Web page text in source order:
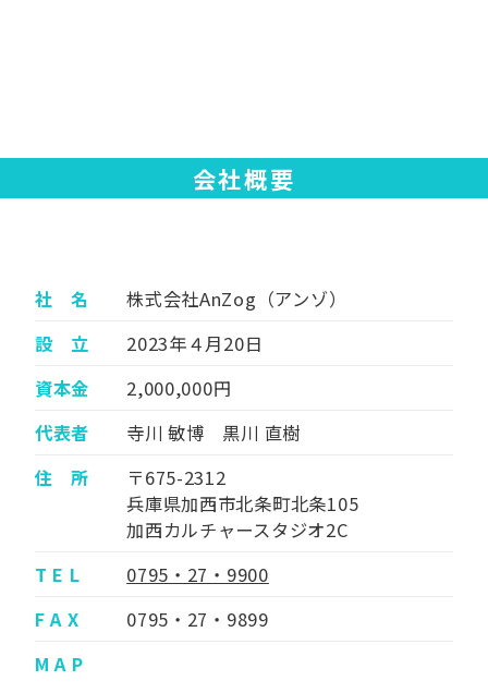
会社概要
社 名
株式会社AnZog（アンゾ）
設 立
2023年４月20日
資本金
2,000,000円
代表者
寺川 敏博 黒川 直樹
住 所
〒675-2312
兵庫県加西市北条町北条105
加西カルチャースタジオ2C
T E L
0795・27・9900
F A X
0795・27・9899
M A P